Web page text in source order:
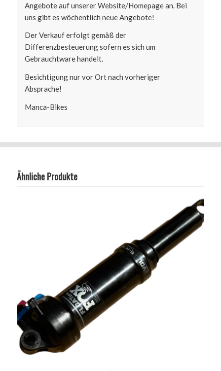
Angebote auf unserer Website/Homepage an. Bei
uns gibt es wöchentlich neue Angebote!
Der Verkauf erfolgt gemäß der
Differenzbesteuerung sofern es sich um
Gebrauchtware handelt.
Besichtigung nur vor Ort nach vorheriger
Absprache!
Manca-Bikes
Ähnliche Produkte